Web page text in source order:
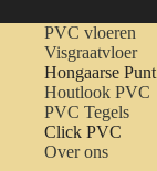
PVC vloeren
Visgraatvloer
Hongaarse Punt
Houtlook PVC
PVC Tegels
Click PVC
Over ons